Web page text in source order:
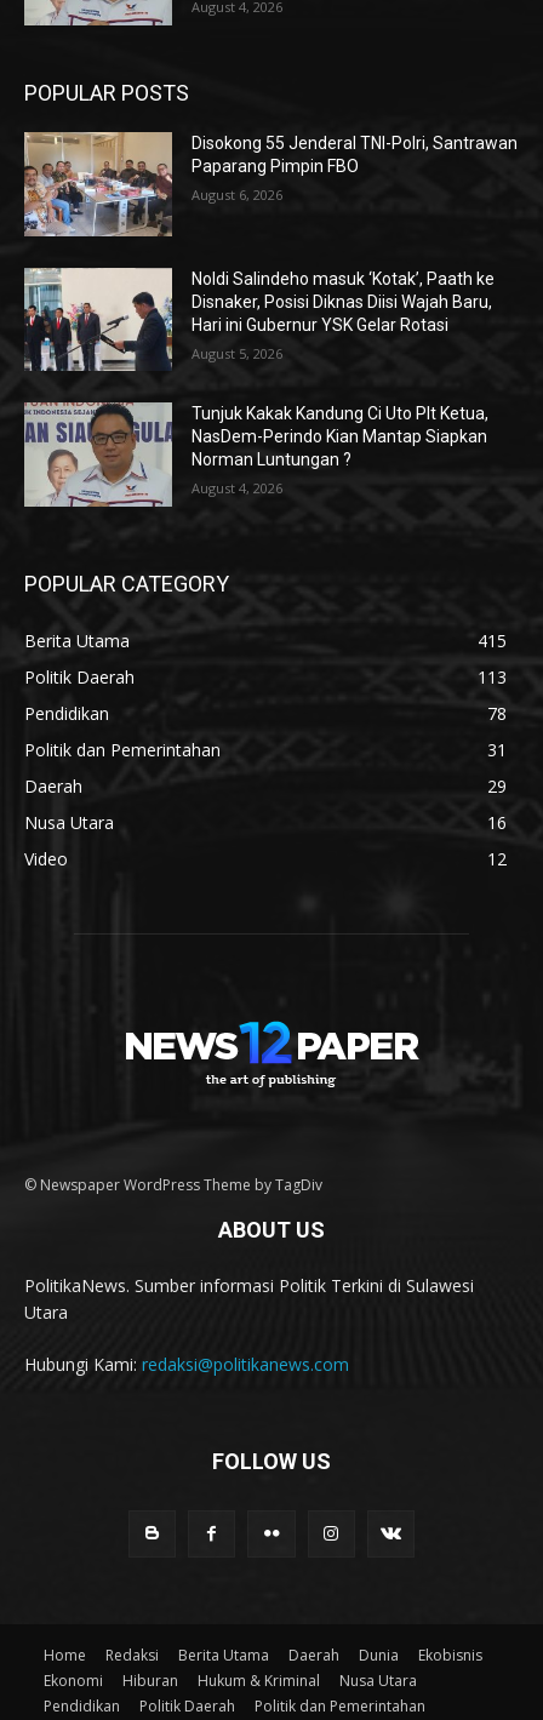
August 4, 2026
POPULAR POSTS
Disokong 55 Jenderal TNI-Polri, Santrawan
Paparang Pimpin FBO
August 6, 2026
Noldi Salindeho masuk ‘Kotak’, Paath ke
Disnaker, Posisi Diknas Diisi Wajah Baru,
Hari ini Gubernur YSK Gelar Rotasi
August 5, 2026
Tunjuk Kakak Kandung Ci Uto Plt Ketua,
NasDem-Perindo Kian Mantap Siapkan
Norman Luntungan ?
August 4, 2026
POPULAR CATEGORY
Berita Utama
415
Politik Daerah
113
Pendidikan
78
Politik dan Pemerintahan
31
Daerah
29
Nusa Utara
16
Video
12
© Newspaper WordPress Theme by TagDiv
ABOUT US
PolitikaNews. Sumber informasi Politik Terkini di Sulawesi
Utara
Hubungi Kami: redaksi@politikanews.com
FOLLOW US
Home Redaksi Berita Utama Daerah Dunia
Ekobisnis
Ekonomi
Hiburan Hukum & Kriminal
Nusa Utara
Pendidikan
Politik Daerah Politik dan Pemerintahan